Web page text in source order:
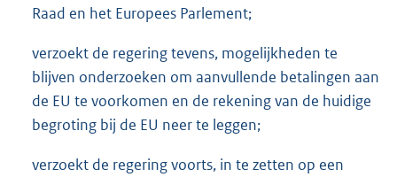
Raad en het Europees Parlement;
verzoekt de regering tevens, mogelijkheden te
blijven onderzoeken om aanvullende betalingen aan
de EU te voorkomen en de rekening van de huidige
begroting bij de EU neer te leggen;
verzoekt de regering voorts, in te zetten op een